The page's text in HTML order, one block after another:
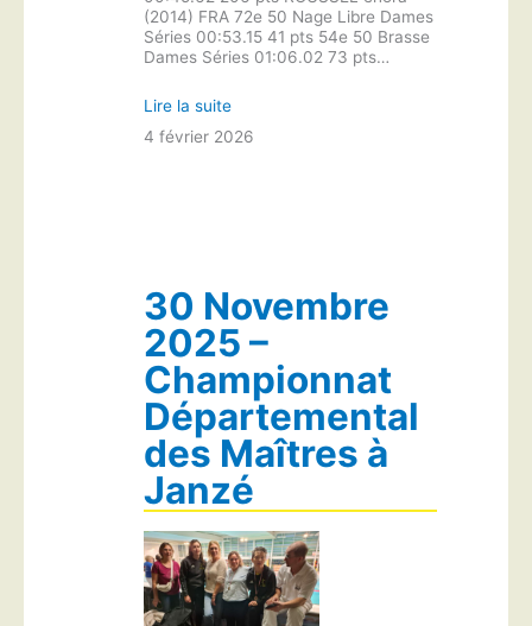
(2014) FRA 72e 50 Nage Libre Dames
Séries 00:53.15 41 pts 54e 50 Brasse
Dames Séries 01:06.02 73 pts…
Lire la suite
4 février 2026
30 Novembre
2025 –
Championnat
Départemental
des Maîtres à
Janzé